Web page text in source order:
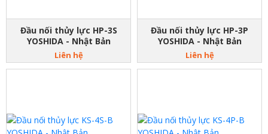
Đầu nối thủy lực HP-3S
YOSHIDA - Nhật Bản
Liên hệ
Đầu nối thủy lực HP-3P
YOSHIDA - Nhật Bản
Liên hệ